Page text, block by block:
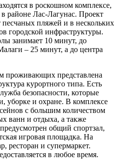
в роскошном комплексе,
районе Лас-Лагунас. Проект
пляжей и в нескольких
городской инфраструктуры.
занимает 10 минут, до
– 25 минут, а до центра
проживающих представлена
курортного типа. Есть
безопасности, которые
уборке и охране. В комплексе
с большим количеством
ванн и отдыха, а также
общий спортзал,
игровая площадка. На
ресторан и супермаркет.
в любое время.